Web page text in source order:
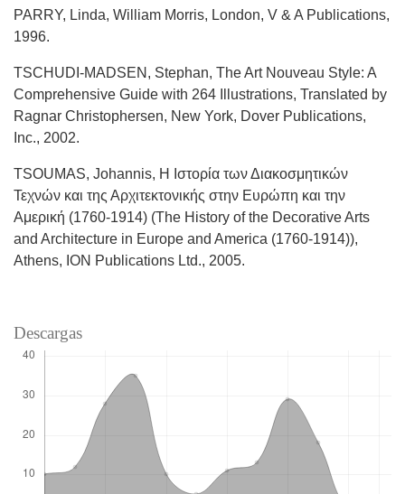
PARRY, Linda, William Morris, London, V & A Publications,
1996.
TSCHUDI-MADSEN, Stephan, The Art Nouveau Style: A
Comprehensive Guide with 264 Illustrations, Translated by
Ragnar Christophersen, New York, Dover Publications,
Inc., 2002.
TSOUMAS, Johannis, Η Ιστορία των Διακοσμητικών
Τεχνών και της Αρχιτεκτονικής στην Ευρώπη και την
Αμερική (1760-1914) (The History of the Decorative Arts
and Architecture in Europe and America (1760-1914)),
Athens, ION Publications Ltd., 2005.
Descargas